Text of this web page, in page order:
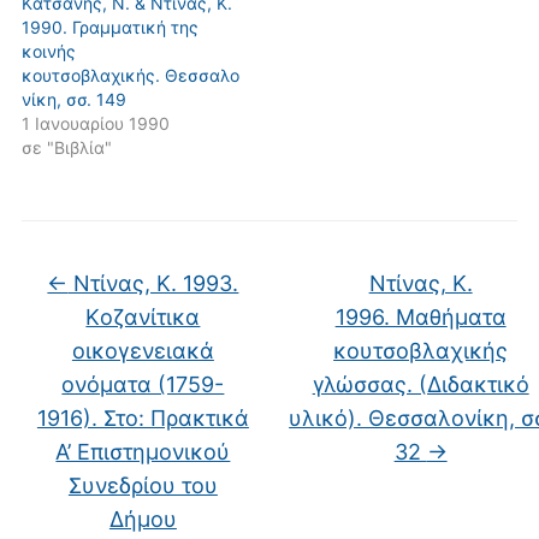
1990. Γραμματική της
κοινής
κουτσοβλαχικής. Θεσσαλο
νίκη, σσ. 149
1 Ιανουαρίου 1990
σε "Βιβλία"
← Ντίνας, Κ. 1993.
Kοζανίτικα
οικογενειακά
ονόματα (1759-
1916). Στο: Πρακτικά
Α’ Eπιστημονικού
Συνεδρίου του
Δήμου
Ντίνας, Κ.
1996. Mαθήματα
κουτσοβλαχικής
γλώσσας. (Διδακτικό
υλικό). Θεσσαλονίκη,
32 →